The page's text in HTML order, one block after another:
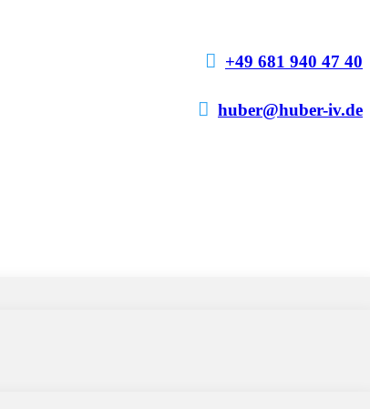
 +49 681 940 47 40
 huber@huber-iv.de